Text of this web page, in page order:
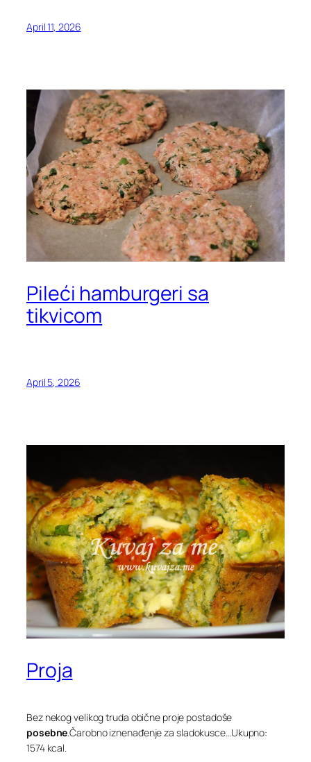
April 11, 2026
Pileći hamburgeri sa
tikvicom
April 5, 2026
Proja
Bez nekog velikog truda obične proje postadoše
posebne.Čarobno iznenađenje za sladokusce… Ukupno:
1574 kcal.